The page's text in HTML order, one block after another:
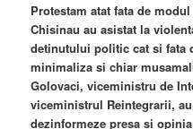
Protestam atat fata de
Chisinau au asistat la
detinutului politic cat si fata
minimaliza si chiar
Golovaci, viceministru de
viceministrul Reintegrarii,
dezinformeze presa si